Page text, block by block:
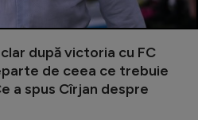
după victoria cu FC
de ceea ce trebuie
a spus Cîrjan despre